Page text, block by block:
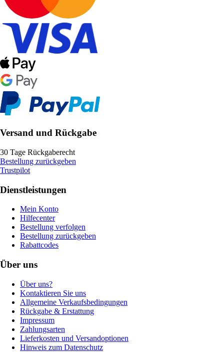
Versand und Rückgabe
30 Tage Rückgaberecht
Bestellung zurückgeben
Trustpilot
Dienstleistungen
Mein Konto
Hilfecenter
Bestellung verfolgen
Bestellung zurückgeben
Rabattcodes
Über uns
Über uns?
Kontaktieren Sie uns
Allgemeine Verkaufsbedingungen
Rückgabe & Erstattung
Impressum
Zahlungsarten
Lieferkosten und Versandoptionen
Hinweis zum Datenschutz